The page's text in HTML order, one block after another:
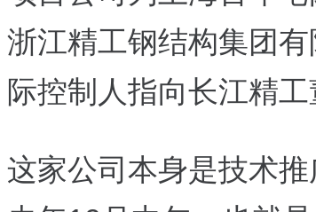
浙江精工钢结构集团
际控制人指向长江精工
这家公司本身是技术